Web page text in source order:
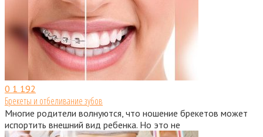
0 1 192
Брекеты и отбеливание зубов
Многие родители волнуются, что ношение брекетов может
испортить внешний вид ребенка. Но это не